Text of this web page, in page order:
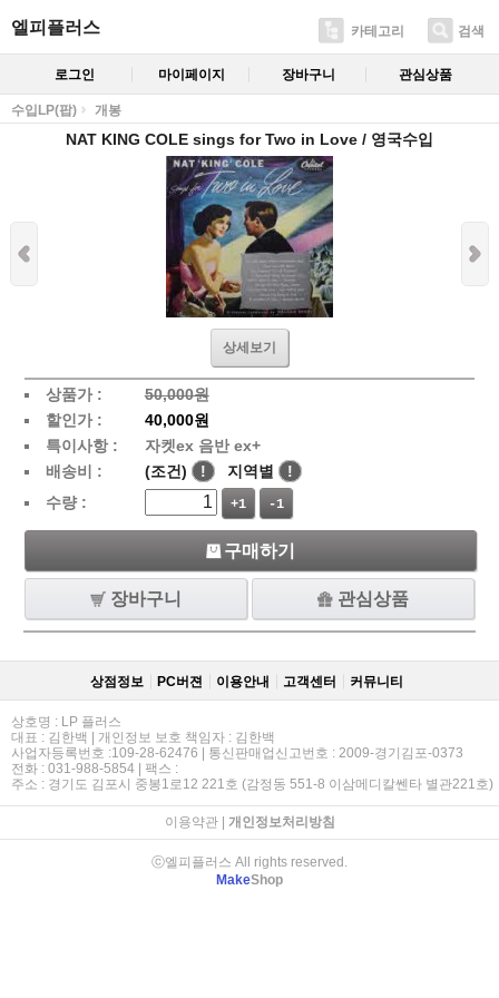
엘피플러스 카테고리 검색
로그인 마이페이지 장바구니 관심상품
수입LP(팝) 개봉
NAT KING COLE sings for Two in Love / 영국수입
상세보기
상품가 :
50,000원
할인가 :
40,000원
특이사항 :
자켓ex 음반 ex+
배송비 :
(조건) ! 지역별
!
수량 :
+1 -1
구매하기
장바구니 관심상품
상점정보 PC버젼 이용안내 고객센터 커뮤니티
상호명 : LP 플러스
대표 : 김한백 | 개인정보 보호 책임자 : 김한백
사업자등록번호 :109-28-62476 | 통신판매업신고번호 : 2009-경기김포-0373
전화 : 031-988-5854 | 팩스 :
주소 : 경기도 김포시 중봉1로12 221호 (감정동 551-8 이삼메디칼쎈타 별관221호)
이용약관| 개인정보처리방침
ⓒ엘피플러스 All rights reserved.
MakeShop